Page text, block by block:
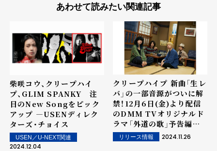
あわせて読みたい関連記事
柴咲コウ、クリープハイ
プ、GLIM SPANKY 注
目のNew Songをピック
アップ ―USENディレク
ターズ・チョイス
USEN／U-NEXT関連
2024.12.04
クリープハイプ 新曲「生レ
バ」の一部音源がついに解
禁！12月6日(金)より配信
のDMM TVオリジナルド
ラマ「外道の歌」予告編映
像公開
リリース情報 2024.11.26